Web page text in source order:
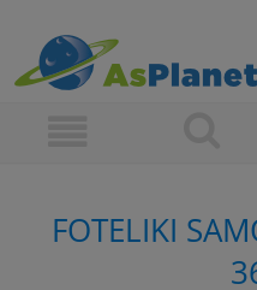
FOTELIKI